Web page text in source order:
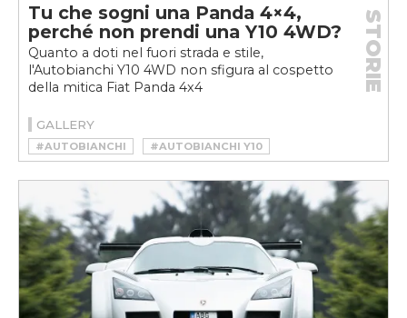
Tu che sogni una Panda 4×4,
perché non prendi una Y10 4WD?
Quanto a doti nel fuori strada e stile,
l'Autobianchi Y10 4WD non sfigura al cospetto
della mitica Fiat Panda 4x4
STORIE
GALLERY
#AUTOBIANCHI
#AUTOBIANCHI Y10
#AUTOBIANCHI Y10 4WD